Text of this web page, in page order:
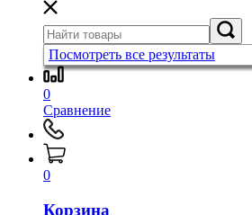
Посмотреть все результаты
0
Сравнение
0
Корзина